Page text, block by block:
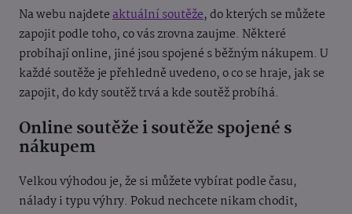
Na webu najdeteaktuální soutěže, do kterých se můžete
zapojit podle toho, co vás zrovna zaujme. Některé
probíhají online, jiné jsou spojené s běžným nákupem. U
každé soutěže je přehledně uvedeno, o co se hraje, jak se
zapojit, do kdy soutěž trvá a kde soutěž probíhá.
Online soutěže i soutěže spojené s
nákupem
Velkou výhodou je, že si můžete vybírat podle času,
nálady i typu výhry. Pokud nechcete nikam chodit,